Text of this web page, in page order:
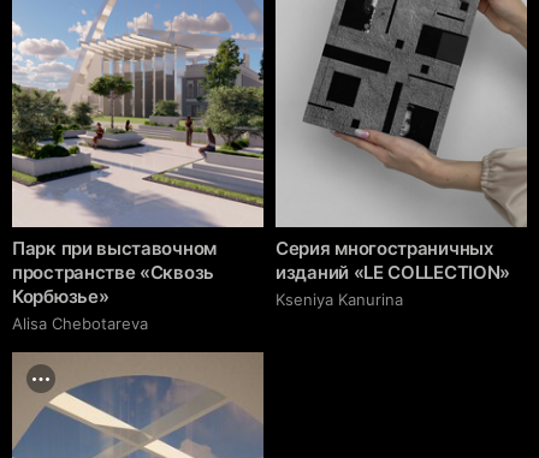
Парк при выставочном
пространстве «Сквозь
Корбюзье»
Alisa Chebotareva
Серия многостраничных
изданий «LE COLLECTION»
Kseniya Kanurina